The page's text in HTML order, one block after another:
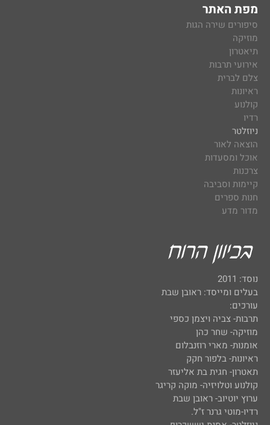
מפת האתר
סיפורים שירה הגות
מוזיקה
תיאטרון
אירועי תרבות
צלם לברית
ראיונות
קולנוע
רדיו
ניוזלטר
הוצאה לאור
אוכל ומסעדות
צרכנות
קיימות וסביבה
חנות ספרים
מדור מדע
נוסד: 2011
בעלים ומייסד: ראובן שבת
עורכים:
תרבות- צביה ויצמן כספי
מוזיקה- שחר כהן
אומנות- מארי רוזנבלום
ראיונות- בלפור חקק
תאטרון- חגית בת אליעזר
קולנוע וטלויזיה- מוקה קריגר
ערוץ יוטיוב- ראובן שבת
רדיו-מוטי גרנר ז"ל.